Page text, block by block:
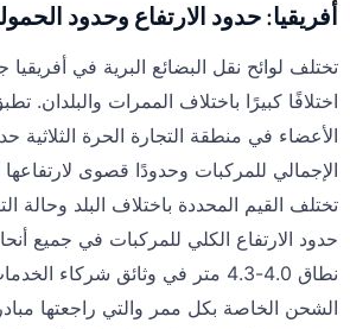
أفريقيا: حدود الارتفاع وحدود
تختلف لوائح نقل البضائع البرية في
اختلافًا كبيرًا باختلاف الممرات والبلدان.
الأعضاء في منطقة التجارة الحرة الثلاثية
الإجمالي للمركبات وحدودًا قصوى
تختلف القيم المحددة باختلاف البلد وحالة
حدود الارتفاع الكلي للمركبات في جميع
نطاق 4.0-4.3 متر في وثائق شركاء